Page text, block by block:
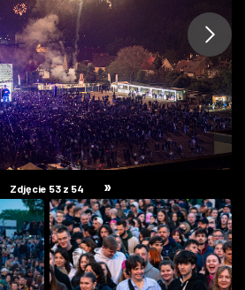
Zdjęcie 53 z 54 »